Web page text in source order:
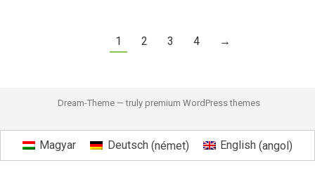
1 2 3 4 →
Dream-Theme — truly premium WordPress themes
Magyar Deutsch(német) English (angol)